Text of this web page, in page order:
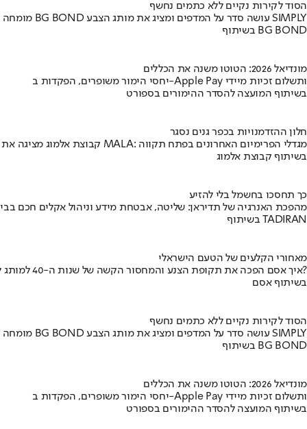
הסוד לקירות נקיים ללא כתמים נחשף
מומחה BG BOND עושה סדר על המדפים ומציג את מותג הצבע SIMPLY
בשיתוף BG BOND
מונדיאל 2026: הטוטו משנה את הכללים
יחסי הימור משופרים, הפקדות ב-Apple Pay ותשלום זכיות מיידי
בשיתוף המועצה להסדר ההימורים בספורט
חלון ההזדמנויות בכפר גנים נסגר
קבוצת אלמוג מציגה את פרויקט MALA: מגדלי הפרימיום האחרונים בפתח תקווה
בשיתוף קבוצת אלמוג
כך תחסכו בחשמל בלי להזיע
מהפכת האנרגיה של תדיראן: שליטה, אבטחת מידע וניהול אקלים חכם
בשיתוף TADIRAN
מאחורי הקלעים של הטעם הישראלי
איך אסם הפכה את תקופת הצנע והמחסור הקשה של שנות ה-40 למותג לאומי?
בשיתוף אסם
הסוד לקירות נקיים ללא כתמים נחשף
מומחה BG BOND עושה סדר על המדפים ומציג את מותג הצבע SIMPLY
בשיתוף BG BOND
מונדיאל 2026: הטוטו משנה את הכללים
יחסי הימור משופרים, הפקדות ב-Apple Pay ותשלום זכיות מיידי
בשיתוף המועצה להסדר ההימורים בספורט